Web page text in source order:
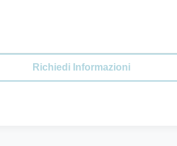
Richiedi Informazioni